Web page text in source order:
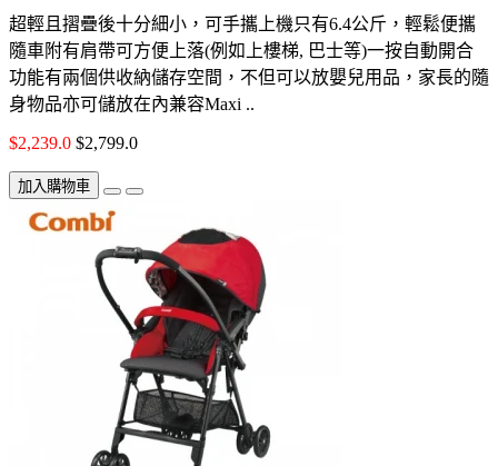
超輕且摺疊後十分細小，可手攜上機只有6.4公斤，輕鬆便攜
隨車附有肩帶可方便上落(例如上樓梯, 巴士等)一按自動開合
功能有兩個供收納儲存空間，不但可以放嬰兒用品，家長的隨
身物品亦可儲放在內兼容Maxi ..
$2,239.0 $2,799.0
加入購物車